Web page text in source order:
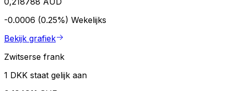
-0.0006 (0.25%) Wekelijks
Bekijk grafiek
Zwitserse frank
1 DKK staat gelijk aan